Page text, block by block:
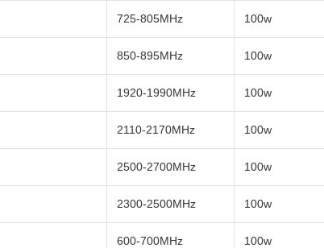
725-805MHz 100w
850-895MHz 100w
1920-1990MHz 100w
2110-2170MHz 100w
2500-2700MHz 100w
2300-2500MHz 100w
600-700MHz 100w